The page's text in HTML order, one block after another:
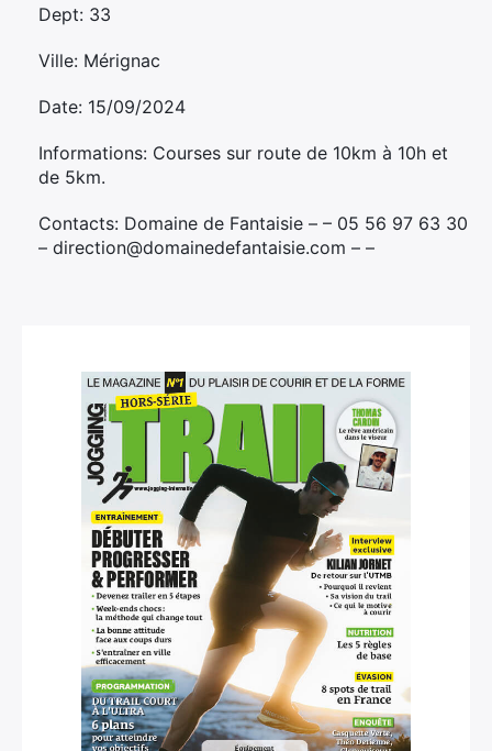
Dept: 33
Ville: Mérignac
Date: 15/09/2024
Informations: Courses sur route de 10km à 10h et
de 5km.
Contacts: Domaine de Fantaisie – – 05 56 97 63 30
– direction@domainedefantaisie.com – –